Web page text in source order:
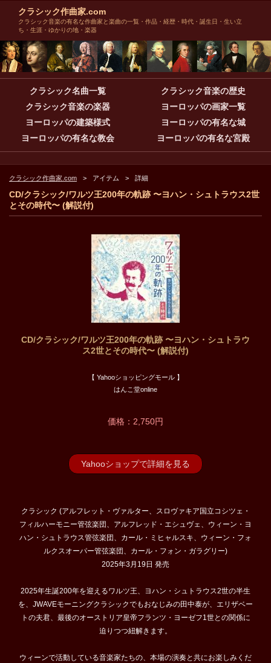
クラシック作曲家.com
クラシック音楽の有名な作曲家と楽曲の一覧・作品・経歴・時代・誕生日・生い立
ち・生涯・ゆかりの地・楽器
クラシック名曲一覧
クラシック音楽の歴史
クラシック音楽の楽器
ヨーロッパの画家一覧
ヨーロッパの建築様式
ヨーロッパの有名な城
ヨーロッパの有名な教会
ヨーロッパの有名な宮殿
クラシック作曲家.com アイテム 詳細
CD/クラシック/ワルツ王200年の軌跡 〜ヨハン・シュトラウス2世
とその時代〜 (解説付)
CD/クラシック/ワルツ王200年の軌跡 〜ヨハン・シュトラウ
ス2世とその時代〜 (解説付)
【 Yahooショッピングモール 】
はんこ堂online
価格：2,750円
Yahooショップで詳細を見る
クラシック (アルフレット・ヴァルター、スロヴァキア国立コシツェ・
フィルハーモニー管弦楽団、アルフレッド・エシュヴェ、ウィーン・ヨ
ハン・シュトラウス管弦楽団、カール・ミヒャルスキ、ウィーン・フォ
ルクスオーパー管弦楽団、カール・フォン・ガラグリー)
2025年3月19日 発売
2025年生誕200年を迎えるワルツ王、ヨハン・シュトラウス2世の半生
を、JWAVEモーニングクラシックでもおなじみの田中泰が、エリザベー
トの夫君、最後のオーストリア皇帝フランツ・ヨーゼフ1世との関係に
迫りつつ紐解きます。
ウィーンで活動している音楽家たちの、本場の演奏と共にお楽しみくだ